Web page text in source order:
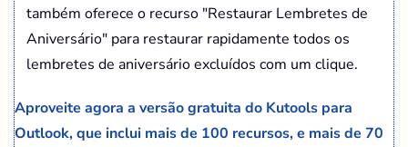
também oferece o recurso "Restaurar Lembretes de
Aniversário" para restaurar rapidamente todos os
lembretes de aniversário excluídos com um clique.
Aproveite agora a versão gratuita do Kutools para
Outlook, que inclui mais de 100 recursos, e mais de 70